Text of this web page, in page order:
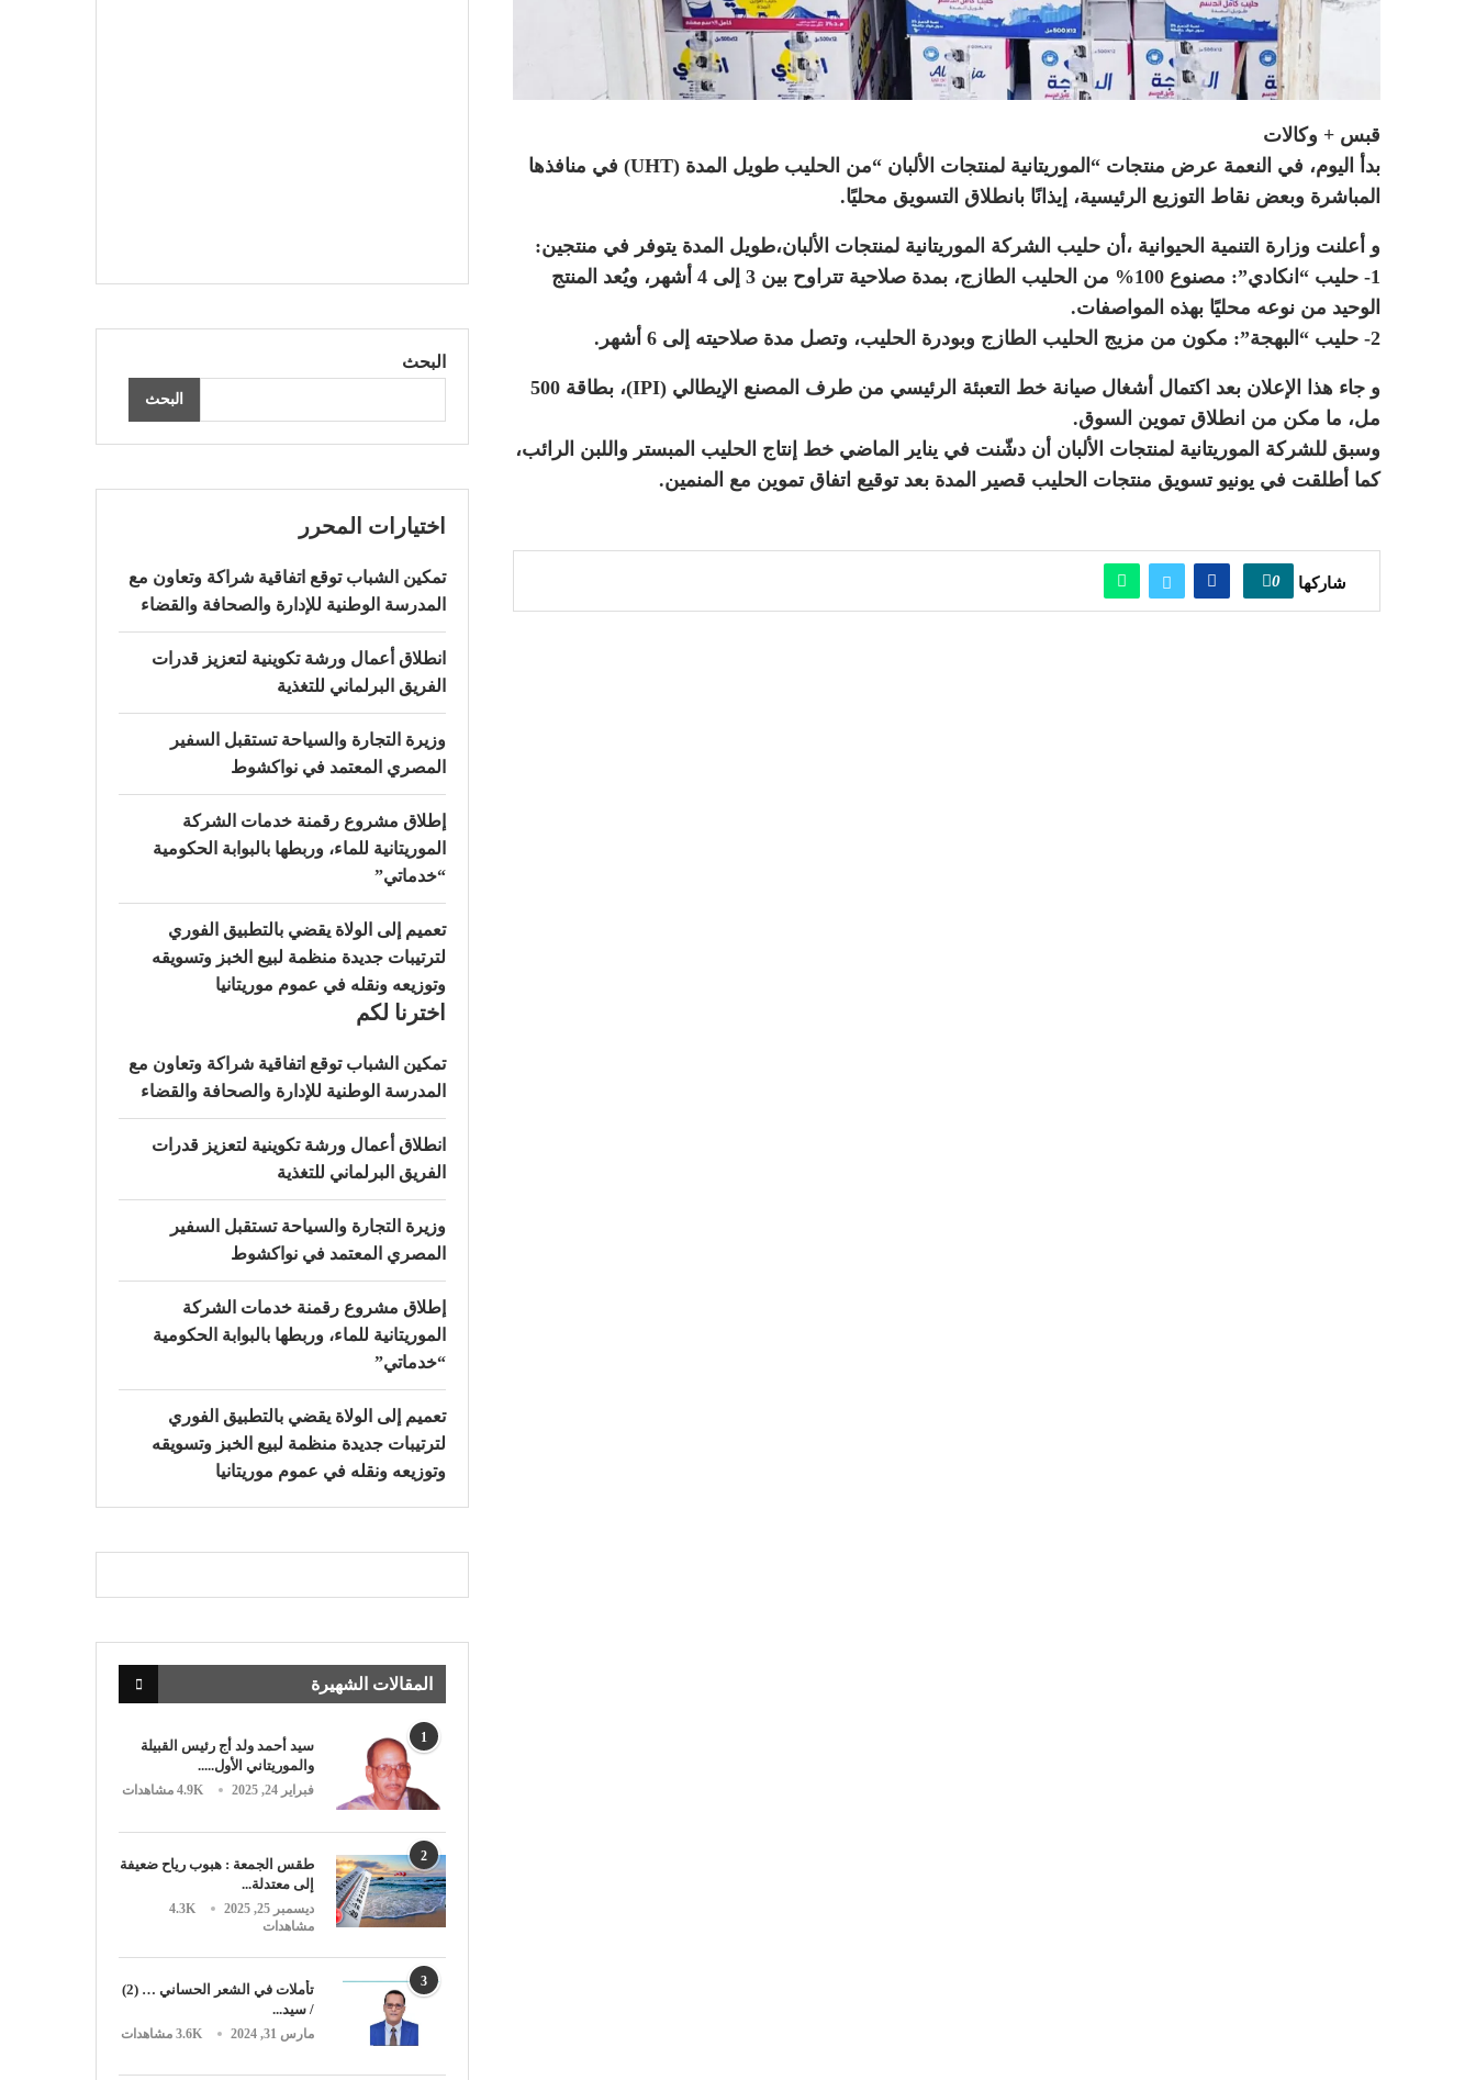
قبس + وكالات
بدأ اليوم، في النعمة عرض منتجات “الموريتانية لمنتجات الألبان “من الحليب طويل المدة (UHT) في منافذها
المباشرة وبعض نقاط التوزيع الرئيسية، إيذانًا بانطلاق التسويق محليًا.
و أعلنت وزارة التنمية الحيوانية ،أن حليب الشركة الموريتانية لمنتجات الألبان،طويل المدة يتوفر في منتجين:
1- حليب “انكادي”: مصنوع 100% من الحليب الطازج، بمدة صلاحية تتراوح بين 3 إلى 4 أشهر، ويُعد المنتج
الوحيد من نوعه محليًا بهذه المواصفات.
2- حليب “البهجة”: مكون من مزيج الحليب الطازج وبودرة الحليب، وتصل مدة صلاحيته إلى 6 أشهر.
و جاء هذا الإعلان بعد اكتمال أشغال صيانة خط التعبئة الرئيسي من طرف المصنع الإيطالي (IPI)، بطاقة 500
مل، ما مكن من انطلاق تموين السوق.
وسبق للشركة الموريتانية لمنتجات الألبان أن دشّنت في يناير الماضي خط إنتاج الحليب المبستر واللبن الرائب،
كما أطلقت في يونيو تسويق منتجات الحليب قصير المدة بعد توقيع اتفاق تموين مع المنمين.
شاركها 0
البحث
البحث
اختيارات المحرر
تمكين الشباب توقع اتفاقية شراكة وتعاون مع
المدرسة الوطنية للإدارة والصحافة والقضاء
انطلاق أعمال ورشة تكوينية لتعزيز قدرات
الفريق البرلماني للتغذية
وزيرة التجارة والسياحة تستقبل السفير
المصري المعتمد في نواكشوط
إطلاق مشروع رقمنة خدمات الشركة
الموريتانية للماء، وربطها بالبوابة الحكومية
“خدماتي”
تعميم إلى الولاة يقضي بالتطبيق الفوري
لترتيبات جديدة منظمة لبيع الخبز وتسويقه
وتوزيعه ونقله في عموم موريتانيا
اخترنا لكم
تمكين الشباب توقع اتفاقية شراكة وتعاون مع
المدرسة الوطنية للإدارة والصحافة والقضاء
انطلاق أعمال ورشة تكوينية لتعزيز قدرات
الفريق البرلماني للتغذية
وزيرة التجارة والسياحة تستقبل السفير
المصري المعتمد في نواكشوط
إطلاق مشروع رقمنة خدمات الشركة
الموريتانية للماء، وربطها بالبوابة الحكومية
“خدماتي”
تعميم إلى الولاة يقضي بالتطبيق الفوري
لترتيبات جديدة منظمة لبيع الخبز وتسويقه
وتوزيعه ونقله في عموم موريتانيا
المقالات الشهيرة
1
سيد أحمد ولد أج رئيس القبيلة
والموريتاني الأول.....
فبراير 24, 2025 4.9K مشاهدات
2
طقس الجمعة : هبوب رياح ضعيفة
إلى معتدلة...
ديسمبر 25, 2025
4.3K
مشاهدات
3
تأملات في الشعر الحساني … (2)
/ سيد...
مارس 31, 2024 3.6K مشاهدات